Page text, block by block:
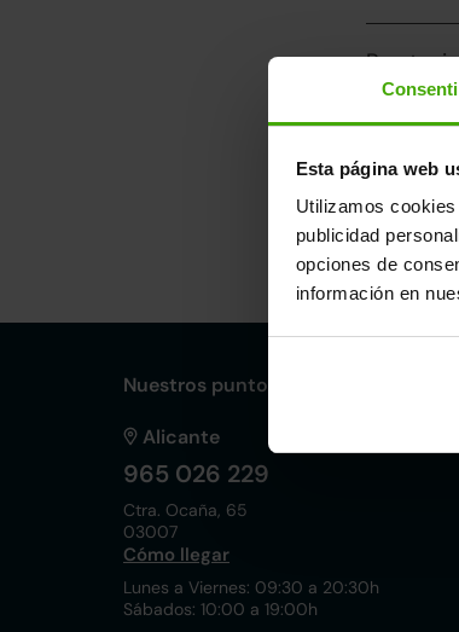
Esta página web
Utilizamos
publicidad
opciones de
información en
Velocidad
182km/h
8.1l/100
Largo
Nuestros puntos de venta Clicars:
Alicante
965 026 229
Ctra. Ocaña, 65
03007
Cómo llegar
Lunes a Viernes: 09:30 a 20:30h
Sábados: 10:00 a 19:00h